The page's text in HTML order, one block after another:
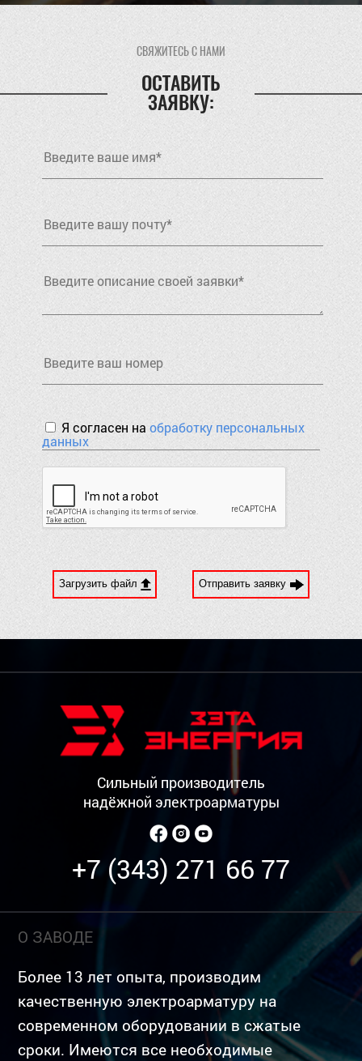
СВЯЖИТЕСЬ С НАМИ
ОСТАВИТЬ
ЗАЯВКУ:
Я согласен наобработку персональных
данных
Загрузить файл Отправить заявку
Сильный производитель
надёжной электроарматуры
+7 (343) 271 66 77
О ЗАВОДЕ
Более 13 лет опыта, производим
качественную электроарматуру на
современном оборудовании в сжатые
сроки. Имеются все необходимые